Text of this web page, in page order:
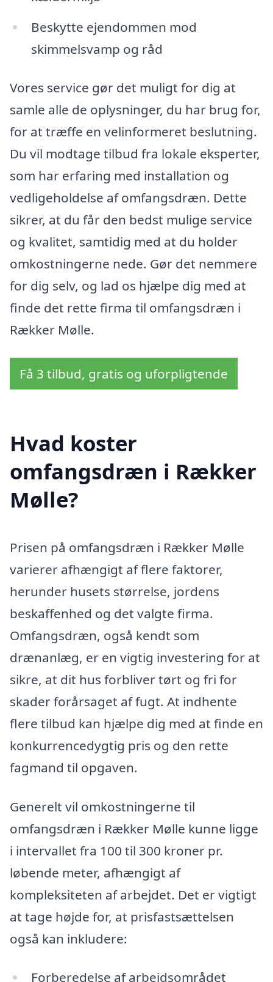
Beskytte ejendommen mod
skimmelsvamp og råd
Vores service gør det muligt for dig at
samle alle de oplysninger, du har brug for,
for at træffe en velinformeret beslutning.
Du vil modtage tilbud fra lokale eksperter,
som har erfaring med installation og
vedligeholdelse af omfangsdræn. Dette
sikrer, at du får den bedst mulige service
og kvalitet, samtidig med at du holder
omkostningerne nede. Gør det nemmere
for dig selv, og lad os hjælpe dig med at
finde det rette firma til omfangsdræn i
Rækker Mølle.
Få 3 tilbud, gratis og uforpligtende
Hvad koster
omfangsdræn i Rækker
Mølle?
Prisen på omfangsdræn i Rækker Mølle
varierer afhængigt af flere faktorer,
herunder husets størrelse, jordens
beskaffenhed og det valgte firma.
Omfangsdræn, også kendt som
drænanlæg, er en vigtig investering for at
sikre, at dit hus forbliver tørt og fri for
skader forårsaget af fugt. At indhente
flere tilbud kan hjælpe dig med at finde en
konkurrencedygtig pris og den rette
fagmand til opgaven.
Generelt vil omkostningerne til
omfangsdræn i Rækker Mølle kunne ligge
i intervallet fra 100 til 300 kroner pr.
løbende meter, afhængigt af
kompleksiteten af arbejdet. Det er vigtigt
at tage højde for, at prisfastsættelsen
også kan inkludere:
Forberedelse af arbejdsområdet